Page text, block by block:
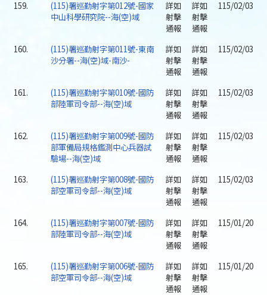
159.
(115)署巡勤射字第012號-國家
中山科學研究院--海(空)域
詳如
射擊
通報
詳如
射擊
通報
115/02/03
160.
(115)署巡勤射字第011號-東南
沙分署--海(空)域-南沙-
詳如
射擊
通報
詳如
射擊
通報
115/02/03
161.
(115)署巡勤射字第010號-國防
部陸軍司令部--海(空)域
詳如
射擊
通報
詳如
射擊
通報
115/02/03
162.
(115)署巡勤射字第009號-國防
部軍備局規格鑑測中心兵器試
驗場--海(空)域
詳如
射擊
通報
詳如
射擊
通報
115/02/03
163.
(115)署巡勤射字第008號-國防
部空軍司令部--海(空)域
詳如
射擊
通報
詳如
射擊
通報
115/02/03
164.
(115)署巡勤射字第007號-國防
部陸軍司令部--海(空)域
詳如
射擊
通報
詳如
射擊
通報
115/01/20
165.
(115)署巡勤射字第006號-國防
部空軍司令部--海(空)域
詳如
射擊
通報
詳如
射擊
通報
115/01/20